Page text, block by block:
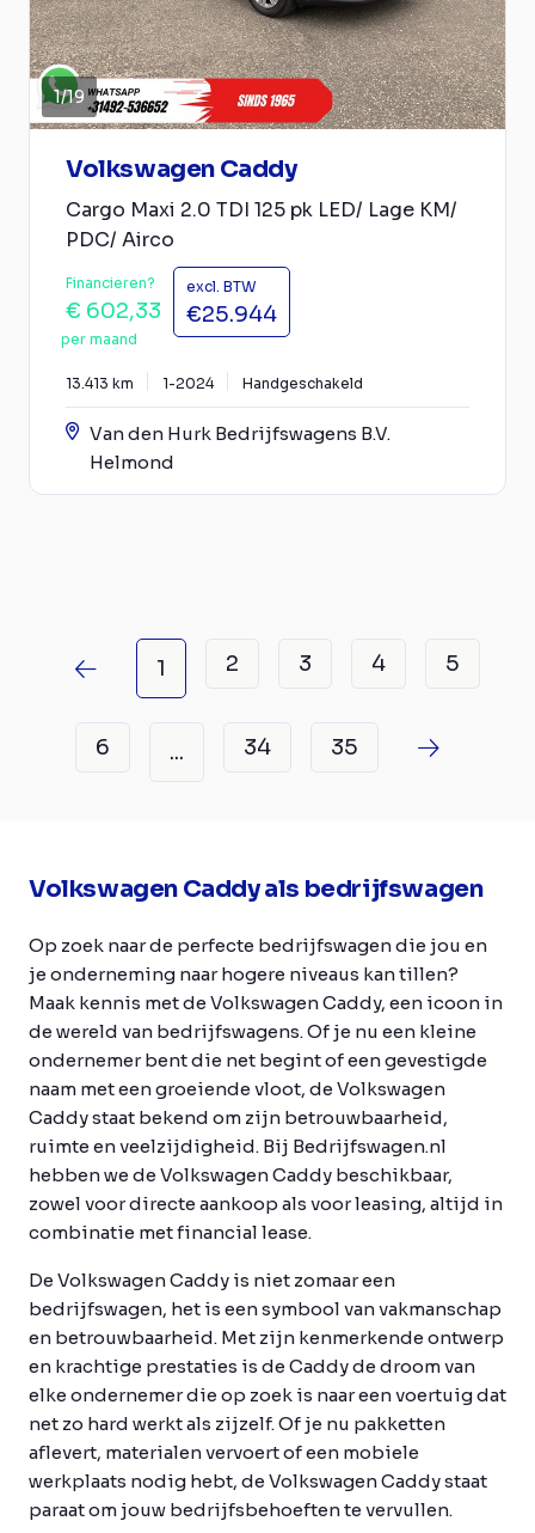
1/19
Volkswagen Caddy
Cargo Maxi 2.0 TDI 125 pk LED/ Lage KM/
PDC/ Airco
Financieren?
€ 602,33
per maand
excl. BTW
€25.944
13.413 km 1-2024 Handgeschakeld
Van den Hurk Bedrijfswagens B.V.
Helmond
1 2 3 4 5
6 ... 34 35
Volkswagen Caddy als bedrijfswagen
Op zoek naar de perfecte bedrijfswagen die jou en
je onderneming naar hogere niveaus kan tillen?
Maak kennis met de Volkswagen Caddy, een icoon in
de wereld van bedrijfswagens. Of je nu een kleine
ondernemer bent die net begint of een gevestigde
naam met een groeiende vloot, de Volkswagen
Caddy staat bekend om zijn betrouwbaarheid,
ruimte en veelzijdigheid. Bij Bedrijfswagen.nl
hebben we de Volkswagen Caddy beschikbaar,
zowel voor directe aankoop als voor leasing, altijd in
combinatie met financial lease.
De Volkswagen Caddy is niet zomaar een
bedrijfswagen, het is een symbool van vakmanschap
en betrouwbaarheid. Met zijn kenmerkende ontwerp
en krachtige prestaties is de Caddy de droom van
elke ondernemer die op zoek is naar een voertuig dat
net zo hard werkt als zijzelf. Of je nu pakketten
aflevert, materialen vervoert of een mobiele
werkplaats nodig hebt, de Volkswagen Caddy staat
paraat om jouw bedrijfsbehoeften te vervullen.